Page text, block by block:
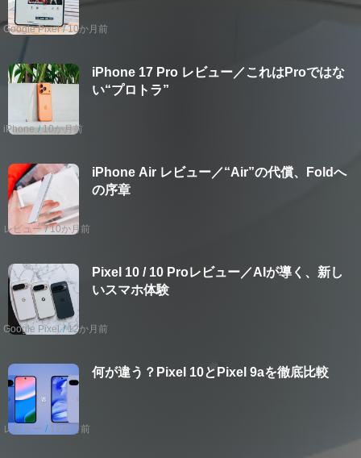
Google Pixel 10か月前
iPhone 17 Pro レビュー／これはProではな
い“プロトラ”
iPhone 10か月前
iPhone Air レビュー／“Air”の代償、Foldへ
の序章
レビュー 10か月前
Pixel 10 / 10 Proレビュー／AIが導く、新し
いスマホ体験
Google Pixel 12か月前
何が違う？Pixel 10とPixel 9aを徹底比較
レビュー 12か月前